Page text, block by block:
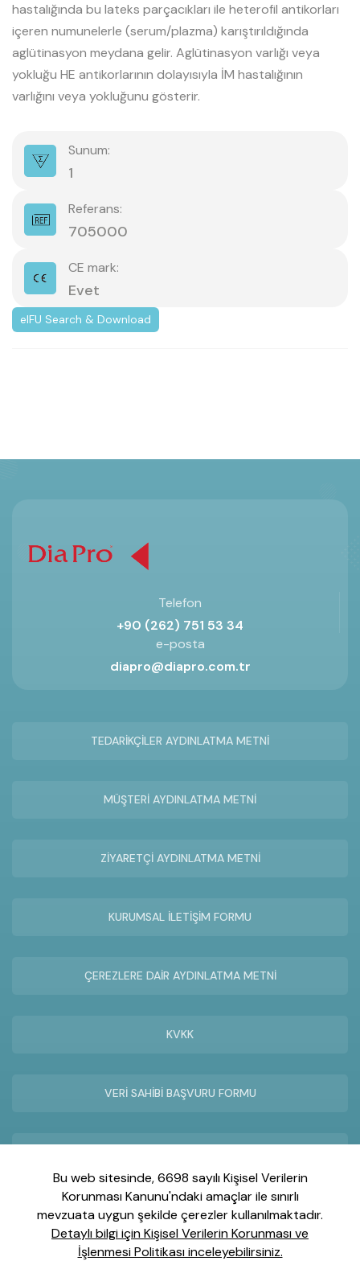
hastalığında bu lateks parçacıkları ile heterofil antikorları
içeren numunelerle (serum/plazma) karıştırıldığında
aglütinasyon meydana gelir. Aglütinasyon varlığı veya
yokluğu HE antikorlarının dolayısıyla İM hastalığının
varlığını veya yokluğunu gösterir.
Sunum:
1
Referans:
705000
CE mark:
Evet
eIFU Search & Download
Bu web sitesinde, 6698 sayılı Kişisel Verilerin
Korunması Kanunu'ndaki amaçlar ile sınırlı
mevzuata uygun şekilde çerezler kullanılmaktadır.
Detaylı bilgi için Kişisel Verilerin Korunması ve
İşlenmesi Politikası inceleyebilirsiniz.
Telefon
+90 (262) 751 53 34
e-posta
diapro@diapro.com.tr
TEDARİKÇİLER AYDINLATMA METNİ
MÜŞTERİ AYDINLATMA METNİ
ZİYARETÇİ AYDINLATMA METNİ
KURUMSAL İLETİŞİM FORMU
ÇEREZLERE DAİR AYDINLATMA METNİ
KVKK
VERİ SAHİBİ BAŞVURU FORMU
İnönü Mah. Gebze Plastikçiler OSB Atatürk Blv. No:25/1